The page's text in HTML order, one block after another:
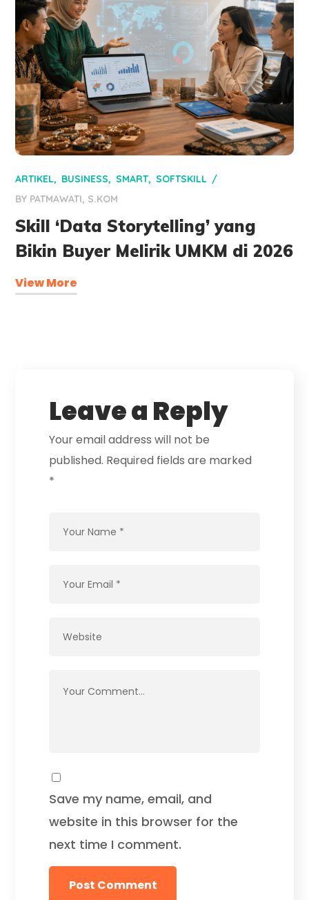
ARTIKEL BUSINESS SMART
SOFTSKILL
BY PATMAWATI, S.KOM
Skill ‘Data Storytelling’ yang
Bikin Buyer Melirik UMKM di 2026
View More
Leave a Reply
Your email address will not be
published. Required fields are marked
*
Save my name, email, and
website in this browser for the
next time I comment.